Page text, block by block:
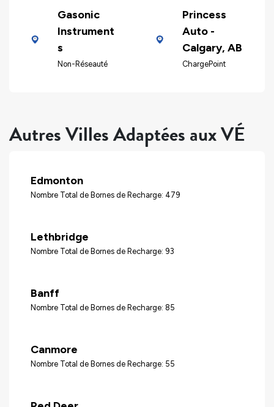
Gasonic
Instrument
s
Non-Réseauté
Princess
Auto -
Calgary, AB
ChargePoint
Autres Villes Adaptées aux VÉ
Edmonton
Nombre Total de Bornes de Recharge: 479
Lethbridge
Nombre Total de Bornes de Recharge: 93
Banff
Nombre Total de Bornes de Recharge: 85
Canmore
Nombre Total de Bornes de Recharge: 55